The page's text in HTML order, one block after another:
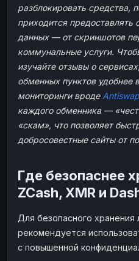
разблокировать средства,
приходится
данных — от скриншотов
коммунальные услуги.
изучайте отзывы о
обменных пунктов удобнее
мониторинги вроде Antiswap
каждого обменника —
«скам», что позволяет
добросовестные сайты от
Где безопаснее
ZCash, XMR и
Для безопасного
рекомендуется
с повышенной